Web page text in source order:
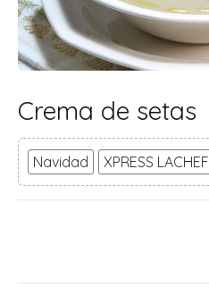
Crema de setas
Navidad XPRESS LACHEF